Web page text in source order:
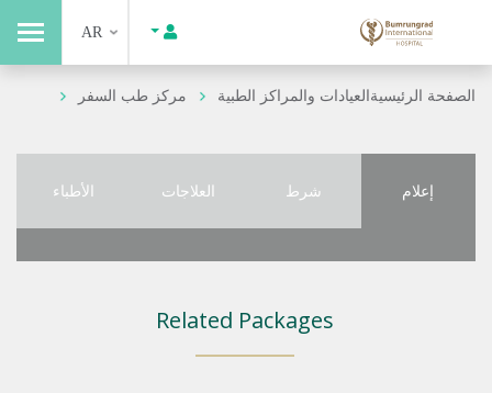
AR
الصفحة الرئيسيةالعيادات والمراكز الطبية مركز طب السفر
إعلام شرط العلاجات الأطباء
Related Packages